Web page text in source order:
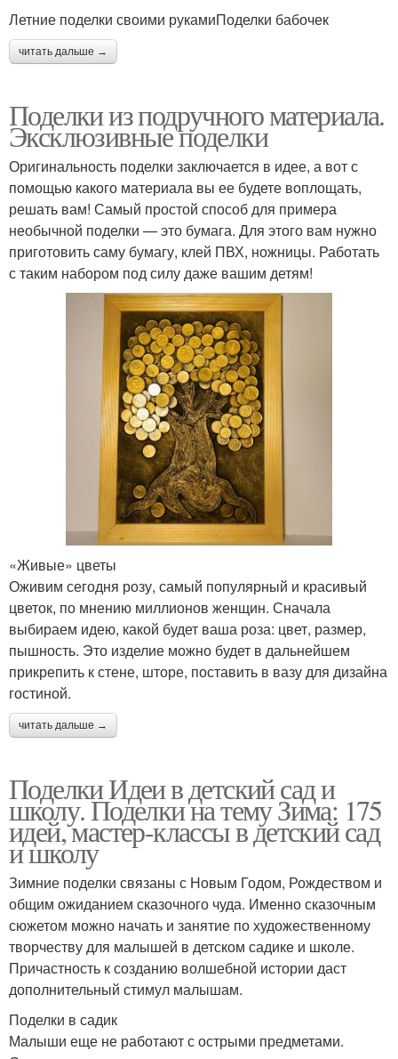
Летние поделки своими рукамиПоделки бабочек
читать дальше →
Поделки из подручного материала.
Эксклюзивные поделки
Оригинальность поделки заключается в идее, а вот с
помощью какого материала вы ее будете воплощать,
решать вам! Самый простой способ для примера
необычной поделки — это бумага. Для этого вам нужно
приготовить саму бумагу, клей ПВХ, ножницы. Работать
с таким набором под силу даже вашим детям!
«Живые» цветы
Оживим сегодня розу, самый популярный и красивый
цветок, по мнению миллионов женщин. Сначала
выбираем идею, какой будет ваша роза: цвет, размер,
пышность. Это изделие можно будет в дальнейшем
прикрепить к стене, шторе, поставить в вазу для дизайна
гостиной.
читать дальше →
Поделки Идеи в детский сад и
школу. Поделки на тему Зима: 175
идей, мастер-классы в детский сад
и школу
Зимние поделки связаны с Новым Годом, Рождеством и
общим ожиданием сказочного чуда. Именно сказочным
сюжетом можно начать и занятие по художественному
творчеству для малышей в детском садике и школе.
Причастность к созданию волшебной истории даст
дополнительный стимул малышам.
Поделки в садик
Малыши еще не работают с острыми предметами.